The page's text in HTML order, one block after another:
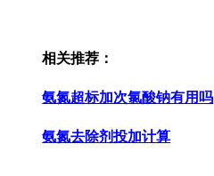
相关推荐：
氨氮超标加次氯酸钠有用吗
氨氮去除剂投加计算